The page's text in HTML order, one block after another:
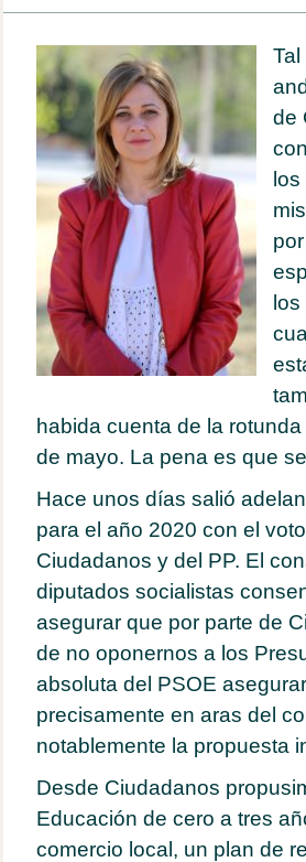
de
habida cuenta de la
de mayo. La pena es que
Hace unos días salió
para el año 2020 con el
Ciudadanos y del PP. El
diputados socialistas
asegurar que por parte de
de no oponernos a los
absoluta del PSOE
precisamente en aras del
notablemente la propuesta
Desde Ciudadanos
Educación de cero a tres
comercio local, un plan de